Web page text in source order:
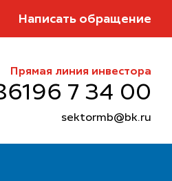
Написать обращение
Прямая линия инвестора
7 34 00
sektormb@bk.ru